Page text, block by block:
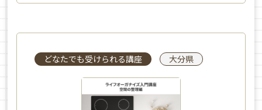
どなたでも受けられる講座 大分県